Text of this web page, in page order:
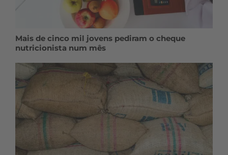
Mais de cinco mil jovens pediram o cheque
nutricionista num mês